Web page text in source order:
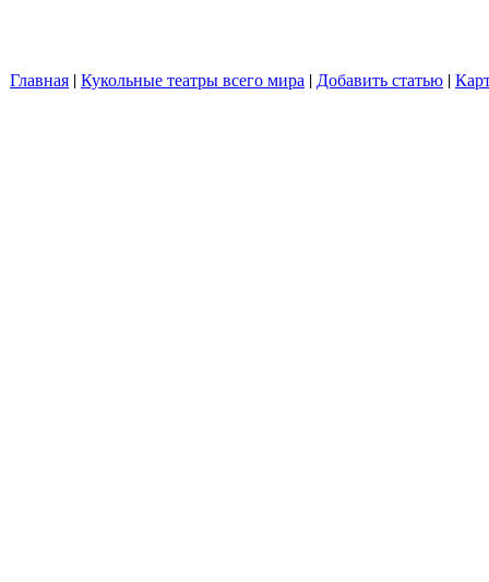
Главная |Кукольные театры всего мира | Добавить статью |